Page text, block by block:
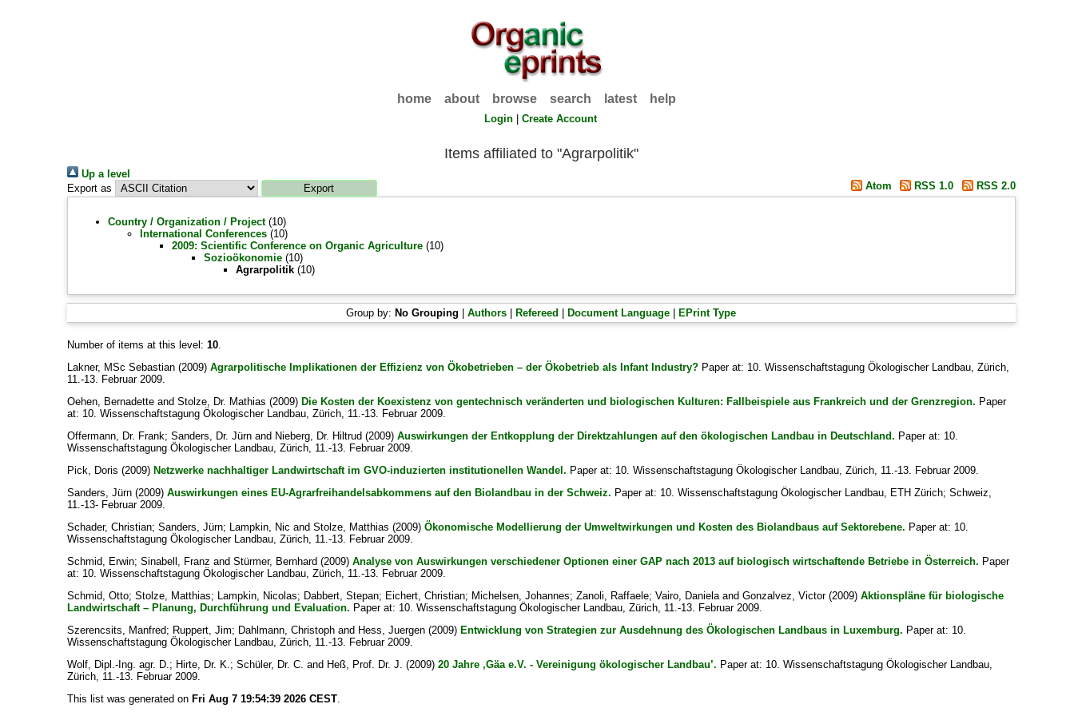
home about browse search latest help
Login |Create Account
Items affiliated to "Agrarpolitik"
Up a level
Export as
Atom RSS 1.0 RSS 2.0
Country / Organization / Project(10)
International Conferences(10)
2009: Scientific Conference on Organic Agriculture(10)
Sozioökonomie(10)
Agrarpolitik(10)
Group by: No Grouping |Authors Refereed Document Language EPrint Type
Number of items at this level: 10.
Lakner, MSc Sebastian(2009) Agrarpolitische Implikationen der Effizienz von Ökobetrieben – der Ökobetrieb als Infant Industry?Paper at: 10. Wissenschaftstagung Ökologischer Landbau, Zürich,
11.-13. Februar 2009.
Oehen, Bernadetteand Stolze, Dr. Mathias (2009) Die Kosten der Koexistenz von gentechnisch veränderten und biologischen Kulturen: Fallbeispiele aus Frankreich und der Grenzregion. Paper
at: 10. Wissenschaftstagung Ökologischer Landbau, Zürich, 11.-13. Februar 2009.
Offermann, Dr. Frank; Sanders, Dr. Jürnand Nieberg, Dr. Hiltrud (2009) Auswirkungen der Entkopplung der Direktzahlungen auf den ökologischen Landbau in Deutschland. Paper at: 10.
Wissenschaftstagung Ökologischer Landbau, Zürich, 11.-13. Februar 2009.
Pick, Doris (2009) Netzwerke nachhaltiger Landwirtschaft im GVO-induzierten institutionellen Wandel. Paper at: 10. Wissenschaftstagung Ökologischer Landbau, Zürich, 11.-13. Februar 2009.
Sanders, Jürn(2009) Auswirkungen eines EU-Agrarfreihandelsabkommens auf den Biolandbau in der Schweiz. Paper at: 10. Wissenschaftstagung Ökologischer Landbau, ETH Zürich; Schweiz,
11.-13- Februar 2009.
Schader, Christian; Sanders, Jürn; Lampkin, Nic and Stolze, Matthias (2009) Ökonomische Modellierung der Umweltwirkungen und Kosten des Biolandbaus auf Sektorebene. Paper at: 10.
Wissenschaftstagung Ökologischer Landbau, Zürich, 11.-13. Februar 2009.
Schmid, Erwin; Sinabell, Franz and Stürmer, Bernhard (2009) Analyse von Auswirkungen verschiedener Optionen einer GAP nach 2013 auf biologisch wirtschaftende Betriebe in Österreich. Paper
at: 10. Wissenschaftstagung Ökologischer Landbau, Zürich, 11.-13. Februar 2009.
Schmid, Otto; Stolze, Matthias; Lampkin, Nicolas; Dabbert, Stepan; Eichert, Christian; Michelsen, Johannes; Zanoli, Raffaele; Vairo, Danielaand Gonzalvez, Victor(2009) Aktionspläne für biologische
Landwirtschaft – Planung, Durchführung und Evaluation. Paper at: 10. Wissenschaftstagung Ökologischer Landbau, Zürich, 11.-13. Februar 2009.
Szerencsits, Manfred; Ruppert, Jim; Dahlmann, Christophand Hess, Juergen(2009) Entwicklung von Strategien zur Ausdehnung des Ökologischen Landbaus in Luxemburg. Paper at: 10.
Wissenschaftstagung Ökologischer Landbau, Zürich, 11.-13. Februar 2009.
Wolf, Dipl.-Ing. agr. D.; Hirte, Dr. K.; Schüler, Dr. C. and Heß, Prof. Dr. J. (2009) 20 Jahre ‚Gäa e.V. - Vereinigung ökologischer Landbau’. Paper at: 10. Wissenschaftstagung Ökologischer Landbau,
Zürich, 11.-13. Februar 2009.
This list was generated on Fri Aug 7 19:54:39 2026 CEST.